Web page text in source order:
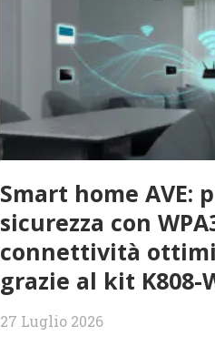
Smart home AVE:
sicurezza con
connettività
grazie al kit K808-
27 Luglio 2026